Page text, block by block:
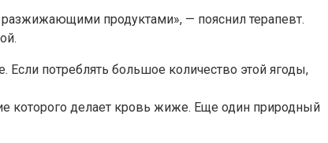
разжижающими продуктами», — пояснил терапевт.
потреблять большое количество этой ягоды,
которого делает кровь жиже. Еще один природный